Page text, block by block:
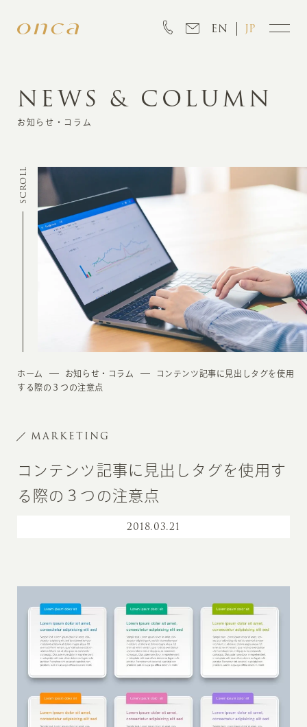
EN JP
INFORMATION
CREATION
MARKETING
NEWS & COLUMN
お知らせ・コラム
SCROLL
ホーム お知らせ・コラム
コンテンツ記事に見出しタグを使用
する際の３つの注意点
MARKETING
コンテンツ記事に見出しタグを使用す
る際の３つの注意点
2018.03.21